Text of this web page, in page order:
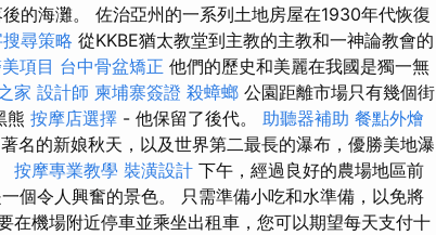
的海灘。 佐治亞州的一系列土地房屋在1930年代恢復
尋策略 從KKBE猶太教堂到主教的主教和一神論教會的
項目 台中骨盆矯正 他們的歷史和美麗在我國是獨一無
家 設計師 柬埔寨簽證 殺蟑螂 公園距離市場只有幾個街
熊 按摩店選擇 - 他保留了後代。 助聽器補助 餐點外燴
名的新娘秋天，以及世界第二最長的瀑布，優勝美地瀑
按摩專業教學 裝潢設計 下午，經過良好的農場地區前
個令人興奮的景色。 只需準備小吃和水準備，以免將
在機場附近停車並乘坐出租車，您可以期望每天支付十